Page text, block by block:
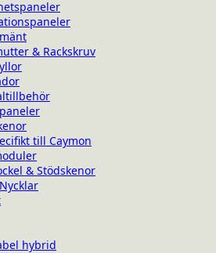
& Rackskruv
till Caymon
& Stödskenor
hybrid